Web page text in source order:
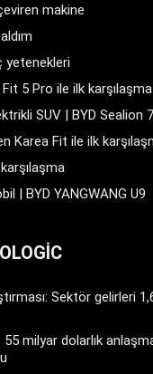
makine
yetenekleri
5 Pro ile ilk karşılaşma
SUV | BYD Sealion 7
Karea Fit ile ilk
| BYD YANGWANG U9
Sektör gelirleri
milyar dolarlık